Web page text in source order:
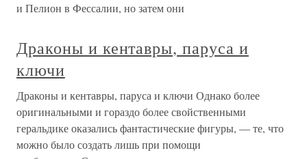
и Пелион в Фессалии, но затем они
Драконы и кентавры, паруса и
ключи
Драконы и кентавры, паруса и ключи Однако более
оригинальными и гораздо более свойственными
геральдике оказались фантастические фигуры, — те, что
можно было создать лишь при помощи